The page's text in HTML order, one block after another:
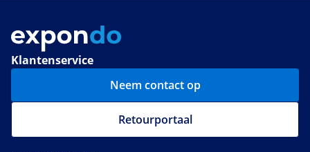
Klantenservice
Neem contact op
Retourportaal